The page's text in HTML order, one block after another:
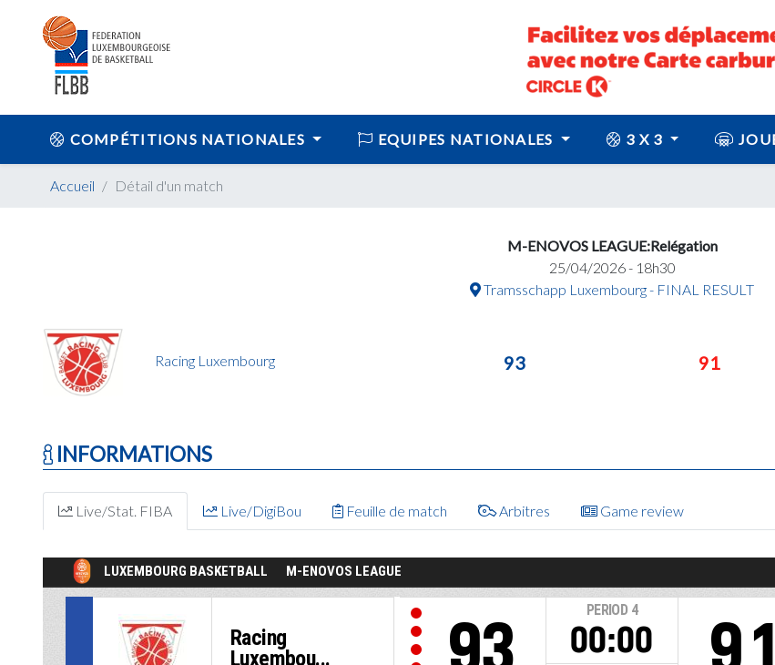
COMPÉTITIONS NATIONALES EQUIPES NATIONALES 3 X 3
Accueil Détail d'un match
M-ENOVOS LEAGUE:Relégation
25/04/2026 - 18h30
Tramsschapp Luxembourg - FINAL RESULT
Racing Luxembourg 93 91
INFORMATIONS
Live/Stat. FIBA Live/DigiBou Feuille de match Arbitres Game review